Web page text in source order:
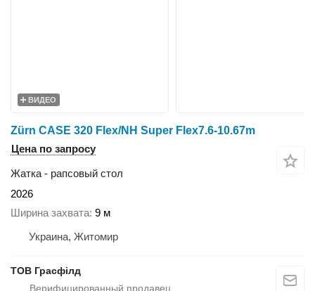
ВИДЕО
Zürn CASE 320 Flex/NH Super Flex7.6-10.67m
Цена по запросу
Жатка - рапсовый стол
2026
Ширина захвата 9 м
Украина, Житомир
ТОВ Грасфілд